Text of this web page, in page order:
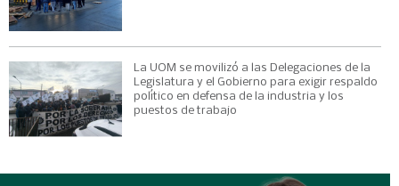
La UOM se movilizó a las Delegaciones de la
Legislatura y el Gobierno para exigir respaldo
político en defensa de la industria y los
puestos de trabajo